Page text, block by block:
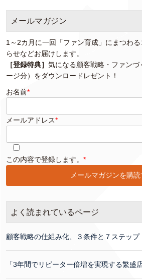
メールマガジン
1～2カ月に一回「ファン育成」にまつわ
らせなどお届けします。
［登録特典］ 気になる顧客戦略・ファン
ージ分）をダウンロードレゼント！
お名前*
メールアドレス*
このフィールドは空のままにしてください。
この内容で登録します。 *
よく読まれているページ
顧客戦略の仕組み化、３条件と７ステップ
「3年間でリピーター倍増を実現する繁盛